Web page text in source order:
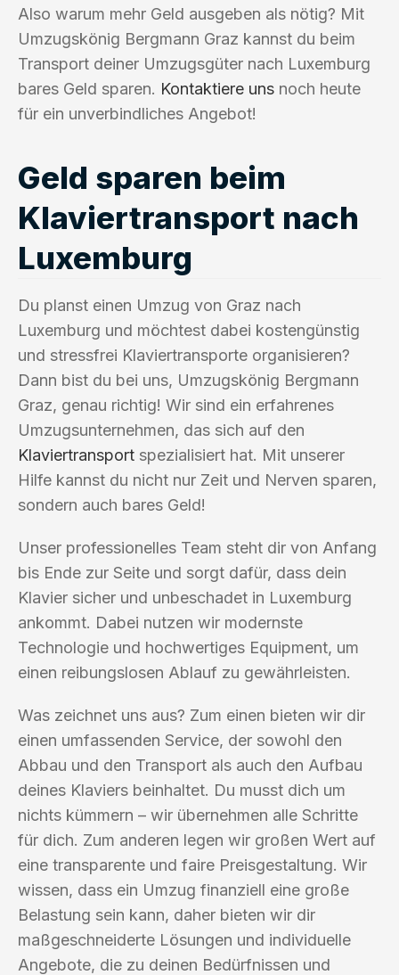
Also warum mehr Geld ausgeben als nötig? Mit
Umzugskönig Bergmann Graz kannst du beim
Transport deiner Umzugsgüter nach Luxemburg
bares Geld sparen. Kontaktiere uns noch heute
für ein unverbindliches Angebot!
Geld sparen beim
Klaviertransport nach
Luxemburg
Du planst einen Umzug von Graz nach
Luxemburg und möchtest dabei kostengünstig
und stressfrei Klaviertransporte organisieren?
Dann bist du bei uns, Umzugskönig Bergmann
Graz, genau richtig! Wir sind ein erfahrenes
Umzugsunternehmen, das sich auf den
Klaviertransport spezialisiert hat. Mit unserer
Hilfe kannst du nicht nur Zeit und Nerven sparen,
sondern auch bares Geld!
Unser professionelles Team steht dir von Anfang
bis Ende zur Seite und sorgt dafür, dass dein
Klavier sicher und unbeschadet in Luxemburg
ankommt. Dabei nutzen wir modernste
Technologie und hochwertiges Equipment, um
einen reibungslosen Ablauf zu gewährleisten.
Was zeichnet uns aus? Zum einen bieten wir dir
einen umfassenden Service, der sowohl den
Abbau und den Transport als auch den Aufbau
deines Klaviers beinhaltet. Du musst dich um
nichts kümmern – wir übernehmen alle Schritte
für dich. Zum anderen legen wir großen Wert auf
eine transparente und faire Preisgestaltung. Wir
wissen, dass ein Umzug finanziell eine große
Belastung sein kann, daher bieten wir dir
maßgeschneiderte Lösungen und individuelle
Angebote, die zu deinen Bedürfnissen und